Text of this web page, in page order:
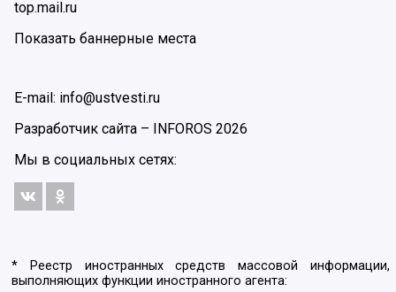
top.mail.ru
Показать баннерные места
E-mail: info@ustvesti.ru
Разработчик сайта –
INFOROS 2026
Мы в социальных сетях:
* Реестр иностранных средств массовой информации,
выполняющих функции иностранного агента: